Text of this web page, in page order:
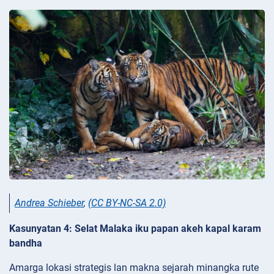
Andrea Schieber, (CC BY-NC-SA 2.0)
Kasunyatan 4: Selat Malaka iku papan akeh kapal karam
bandha
Amarga lokasi strategis lan makna sejarah minangka rute